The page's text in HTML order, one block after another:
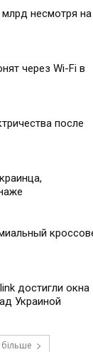
несмотря на
через Wi-Fi в
после
достигли окна
Украиной